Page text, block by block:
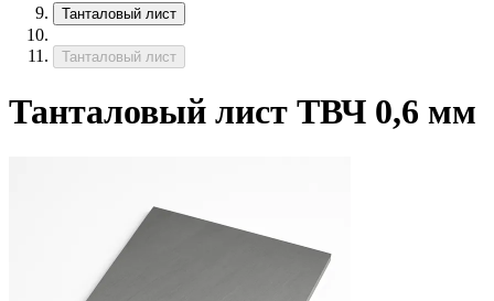
Танталовый лист
Танталовый лист
Танталовый лист ТВЧ 0,6 мм